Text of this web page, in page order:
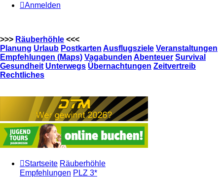
Anmelden
>>> Räuberhöhle <<<
Planung Urlaub Postkarten Ausflugsziele Veranstaltungen
Empfehlungen (Maps) Vagabunden Abenteuer Survival
Gesundheit Unterwegs Übernachtungen Zeitvertreib
Rechtliches
Startseite Räuberhöhle
Empfehlungen PLZ 3*